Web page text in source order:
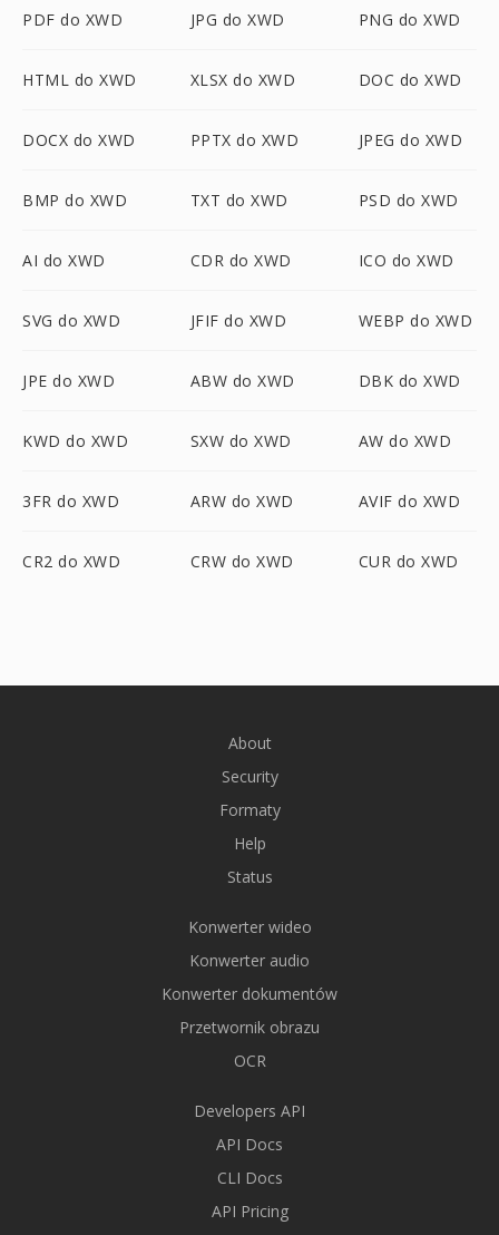
PDF do XWD JPG do XWD PNG do XWD
HTML do XWD XLSX do XWD DOC do XWD
DOCX do XWD PPTX do XWD JPEG do XWD
BMP do XWD TXT do XWD PSD do XWD
AI do XWD CDR do XWD ICO do XWD
SVG do XWD JFIF do XWD WEBP do XWD
JPE do XWD ABW do XWD DBK do XWD
KWD do XWD SXW do XWD AW do XWD
3FR do XWD ARW do XWD AVIF do XWD
CR2 do XWD CRW do XWD CUR do XWD
About
Security
Formaty
Help
Status
Konwerter wideo
Konwerter audio
Konwerter dokumentów
Przetwornik obrazu
OCR
Developers API
API Docs
CLI Docs
API Pricing